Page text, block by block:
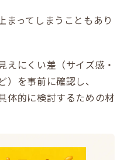
まってしまうこともあり
えにくい差（サイズ感・
を事前に確認し、
体的に検討するための材